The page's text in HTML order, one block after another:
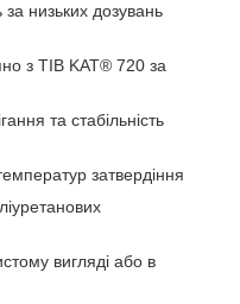
за низьких дозувань
з TIB KAT® 720 за
та стабільність
затвердіння
вигляді або в